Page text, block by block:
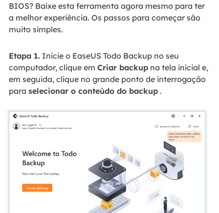
BIOS? Baixe esta ferramenta agora mesmo para ter
a melhor experiência. Os passos para começar são
muito simples.
Etapa 1.Inicie o EaseUS Todo Backup no seu
computador, clique em Criar backupna tela inicial e,
em seguida, clique no grande ponto de interrogação
para selecionar o conteúdo do backup.